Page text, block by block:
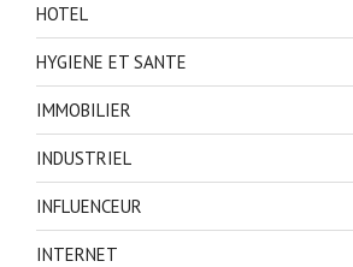
HOTEL
HYGIENE ET SANTE
IMMOBILIER
INDUSTRIEL
INFLUENCEUR
INTERNET